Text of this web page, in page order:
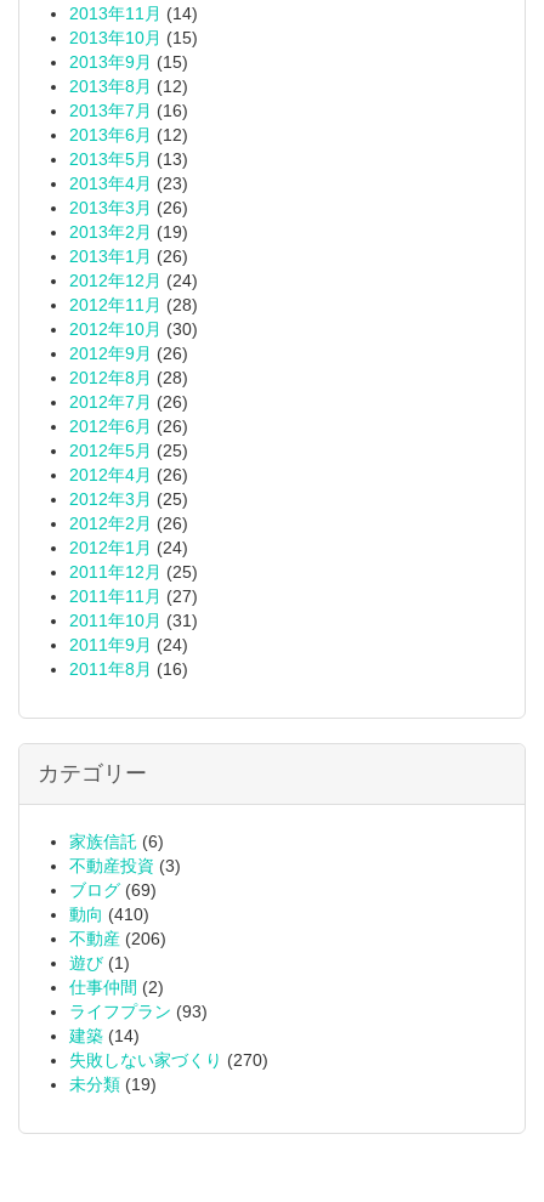
2013年11月 (14)
2013年10月 (15)
2013年9月 (15)
2013年8月 (12)
2013年7月 (16)
2013年6月 (12)
2013年5月 (13)
2013年4月 (23)
2013年3月 (26)
2013年2月 (19)
2013年1月 (26)
2012年12月 (24)
2012年11月 (28)
2012年10月 (30)
2012年9月 (26)
2012年8月 (28)
2012年7月 (26)
2012年6月 (26)
2012年5月 (25)
2012年4月 (26)
2012年3月 (25)
2012年2月 (26)
2012年1月 (24)
2011年12月 (25)
2011年11月 (27)
2011年10月 (31)
2011年9月 (24)
2011年8月 (16)
カテゴリー
家族信託 (6)
不動産投資 (3)
ブログ (69)
動向 (410)
不動産 (206)
遊び (1)
仕事仲間 (2)
ライフプラン (93)
建築 (14)
失敗しない家づくり (270)
未分類 (19)